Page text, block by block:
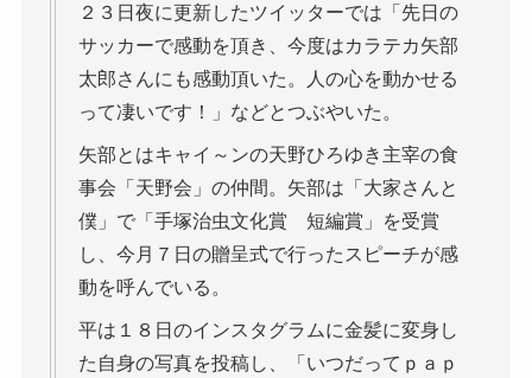
２３日夜に更新したツイッターでは「先日の
サッカーで感動を頂き、今度はカラテカ矢部
太郎さんにも感動頂いた。人の心を動かせる
って凄いです！」などとつぶやいた。
矢部とはキャイ～ンの天野ひろゆき主宰の食
事会「天野会」の仲間。矢部は「大家さんと
僕」で「手塚治虫文化賞 短編賞」を受賞
し、今月７日の贈呈式で行ったスピーチが感
動を呼んでいる。
平は１８日のインスタグラムに金髪に変身し
た自身の写真を投稿し、「いつだってｐａｐ